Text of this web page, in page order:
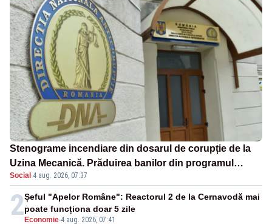
Stenograme incendiare din dosarul de corupție de la
Uzina Mecanică. Prăduirea banilor din programul
SAFE, interceptată de DNA
Social ·4 aug. 2026, 07:37
2 Economie-4 aug. 2026, 07:41
Șeful "Apelor Române": Reactorul 2 de la Cernavodă mai
poate funcționa doar 5 zile